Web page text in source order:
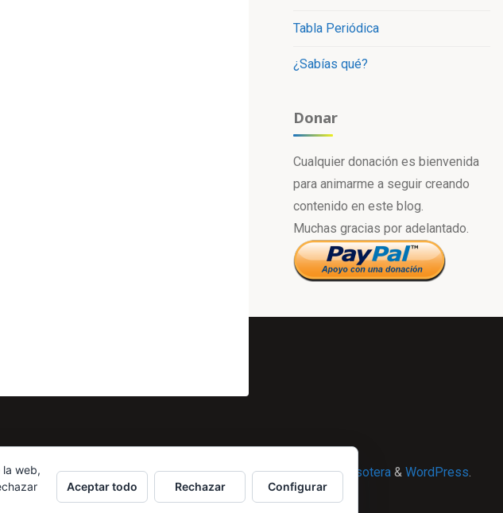
Tabla Periódica
¿Sabías qué?
Donar
Cualquier donación es bienvenida
para animarme a seguir creando
contenido en este blog.
Muchas gracias por adelantado.
Powered by Esotera & WordPress.
web,
Aceptar todo Rechazar Configurar